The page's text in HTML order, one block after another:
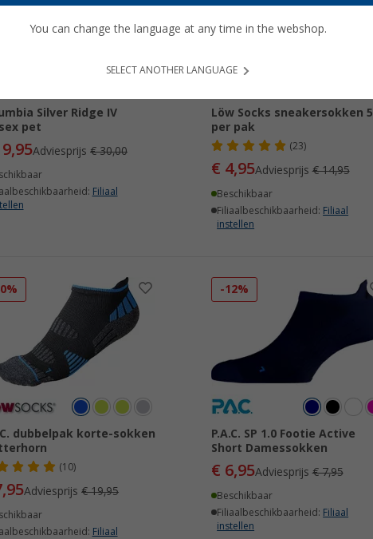
Silver Ridge IV
pet
Adviesprijs€ 30,00
Filiaal
Löw Socks sneakersokken 5
per pak
(23)
€ 4,95Adviesprijs€ 14,95
Beschikbaar
Filiaalbeschikbaarheid: Filiaal
instellen
dubbelpak korte-sokken
(10)
Adviesprijs€ 19,95
Filiaal
-12%
P.A.C. SP 1.0 Footie Active
Short Damessokken
€ 6,95Adviesprijs€ 7,95
Beschikbaar
Filiaalbeschikbaarheid: Filiaal
instellen
You can change the language at any time in the webshop.
SELECT ANOTHER LANGUAGE